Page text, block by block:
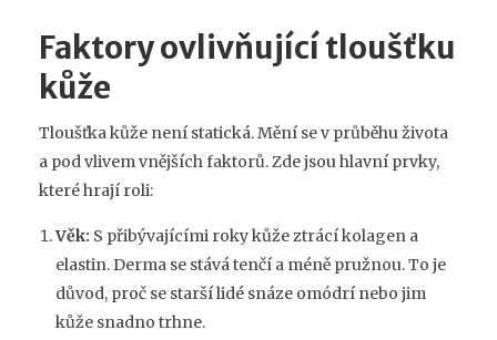
Faktory ovlivňující tloušťku
kůže
Tloušťka kůže není statická. Mění se v průběhu života
a pod vlivem vnějších faktorů. Zde jsou hlavní prvky,
které hrají roli:
Věk: S přibývajícími roky kůže ztrácí kolagen a
elastin. Derma se stává tenčí a méně pružnou. To je
důvod, proč se starší lidé snáze omódrí nebo jim
kůže snadno trhne.